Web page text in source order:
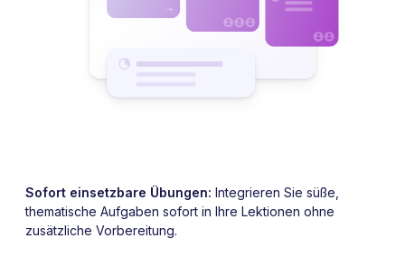
Sofort einsetzbare Übungen: Integrieren Sie süße,
thematische Aufgaben sofort in Ihre Lektionen ohne
zusätzliche Vorbereitung.